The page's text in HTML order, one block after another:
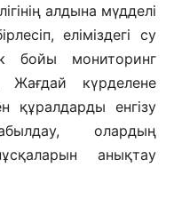
алдына мүдделі
еліміздегі су
бойы мониторинг
Жағдай күрделене
құралдарды енгізу
олардың
анықтау